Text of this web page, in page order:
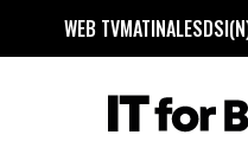
WEB TVMATINALES